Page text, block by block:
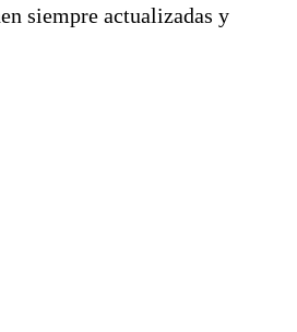
siempre actualizadas y